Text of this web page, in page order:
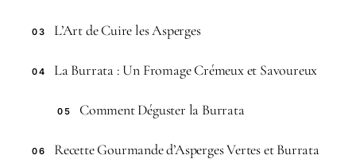
03 L’Art de Cuire les Asperges
04 La Burrata : Un Fromage Crémeux et Savoureux
05 Comment Déguster la Burrata
06 Recette Gourmande d’Asperges Vertes et Burrata